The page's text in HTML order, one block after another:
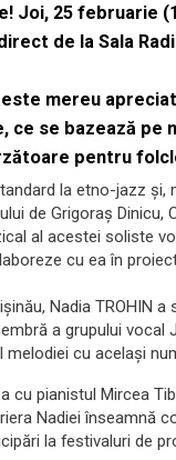
Joi, 25 februarie
de la Sala
este mereu
ce se bazează pe
pentru
la etno-jazz
de Grigoraș Dinicu,
al acestei soliste
cu ea în
Nadia TROHIN
a grupului vocal
melodiei cu același
cu pianistul Mircea
Nadiei înseamnă
la festivaluri de